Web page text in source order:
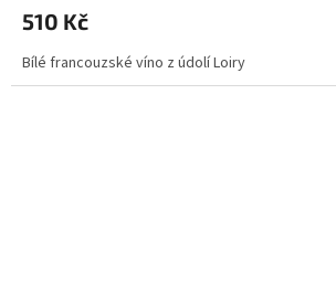
510 Kč
Bílé francouzské víno z údolí Loiry